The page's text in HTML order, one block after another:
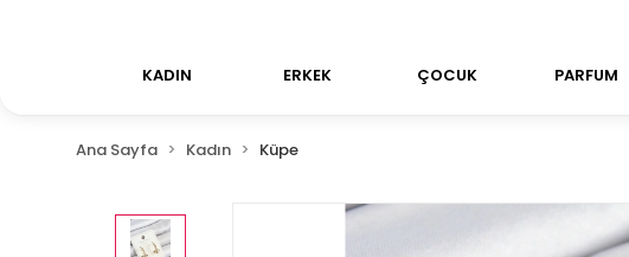
KADIN ERKEK ÇOCUK PARFUM
Ana Sayfa Kadın Küpe